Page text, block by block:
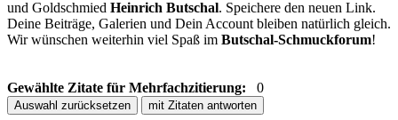
und Goldschmied Heinrich Butschal. Speichere den neuen Link.
Deine Beiträge, Galerien und Dein Account bleiben natürlich gleich.
Wir wünschen weiterhin viel Spaß im Butschal-Schmuckforum!
Gewählte Zitate für Mehrfachzitierung: 0
Auswahl zurücksetzen mit Zitaten antworten